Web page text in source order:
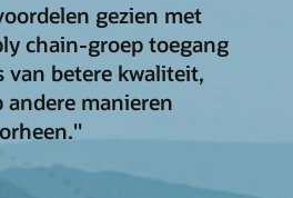
gezien met
chain-groep toegang
van betere kwaliteit,
andere manieren